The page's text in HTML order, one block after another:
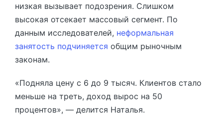
низкая вызывает подозрения. Слишком
высокая отсекает массовый сегмент. По
данным исследователей, неформальная
занятость подчиняется общим рыночным
законам.
«Подняла цену с 6 до 9 тысяч. Клиентов стало
меньше на треть, доход вырос на 50
процентов», — делится Наталья.